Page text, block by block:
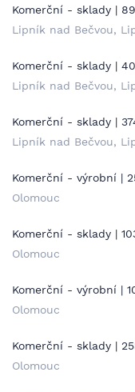
Komerční - sklady |
Lipník nad Bečvou,
Komerční - sklady |
Lipník nad Bečvou,
Komerční - sklady |
Lipník nad Bečvou,
Komerční - výrobní |
Olomouc
Komerční - sklady |
Olomouc
Komerční - výrobní |
Olomouc
Komerční - sklady |
Olomouc